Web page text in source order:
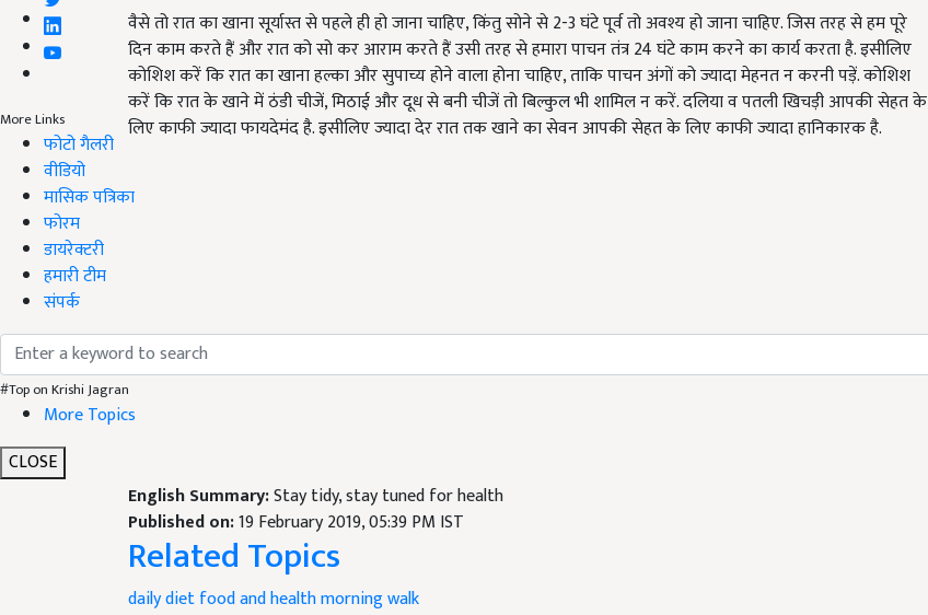
More Links
फोटो गैलरी
वीडियो
मासिक पत्रिका
फोरम
डायरेक्टरी
हमारी टीम
संपर्क
#Top on Krishi Jagran
More Topics
CLOSE
वैसे तो रात का खाना सूर्यास्त से पहले ही हो जाना चाहिए, किंतु सोने से 2-3 घंटे पूर्व तो अवश्य हो जाना चाहिए. जिस तरह से हम पूरे
दिन काम करते हैं और रात को सो कर आराम करते हैं उसी तरह से हमारा पाचन तंत्र 24 घंटे काम करने का कार्य करता है. इसीलिए
कोशिश करें कि रात का खाना हल्का और सुपाच्य होने वाला होना चाहिए, ताकि पाचन अंगों को ज्यादा मेहनत न करनी पड़ें. कोशिश
करें कि रात के खाने में ठंडी चीजें, मिठाई और दूध से बनी चीजें तो बिल्कुल भी शामिल न करें. दलिया व पतली खिचड़ी आपकी सेहत के
लिए काफी ज्यादा फायदेमंद है. इसीलिए ज्यादा देर रात तक खाने का सेवन आपकी सेहत के लिए काफी ज्यादा हानिकारक है.
English Summary:Stay tidy, stay tuned for health
Published on:19 February 2019, 05:39 PM IST
Related Topics
daily dietfood and healthmorning walk